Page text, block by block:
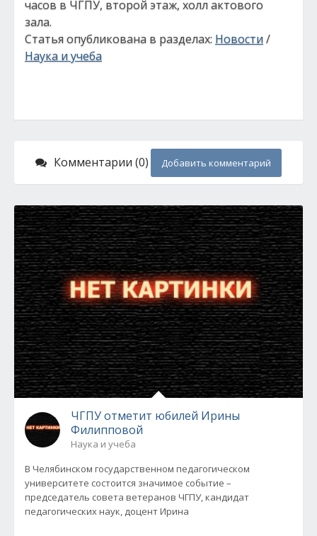
часов в ЧГПУ, второй этаж, холл актового
зала.
Статья опубликована в разделах: Новости/
Наука и учеба
Комментарии (0) Добавить комментарий
ЧГПУ отметит юбилей Ирины
Филипповой
Наука и учеба
В Челябинском государственном педагогическом
университете состоится значимое событие –
председатель совета ветеранов ЧГПУ, кандидат
педагогических наук, доцент Ирина